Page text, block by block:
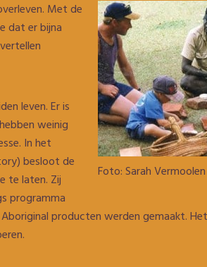
Foto: Sarah Vermoolen
Met de
dat er bijna
leven. Er is
weinig
In het
besloot de
te laten. Zij
programma
producten werden gemaakt.